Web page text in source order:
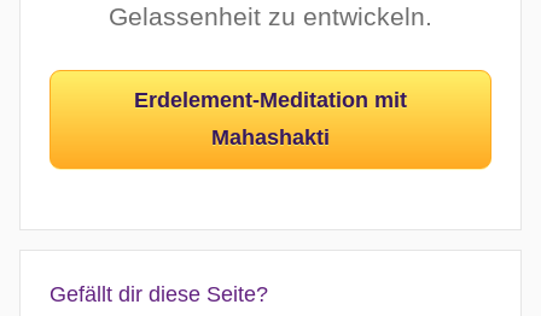
Gelassenheit zu entwickeln.
Erdelement-Meditation mit
Mahashakti
Gefällt dir diese Seite?